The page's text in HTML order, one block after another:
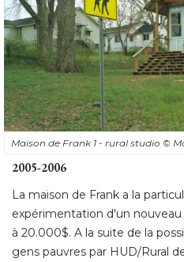
Maison de Frank 1 - rural studio ©
2005-2006
La maison de Frank a la
expérimentation d'un
à 20.000$. A la suite de la
gens pauvres par HUD/Rural